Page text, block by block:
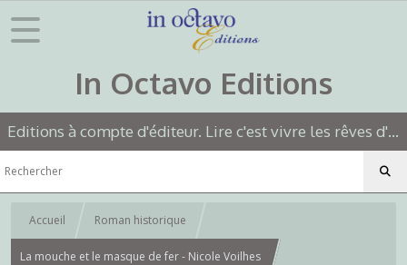
In Octavo Editions
Editions à compte d'éditeur. Lire c'est vivre les rêves d'un autre.
Accueil Roman historique
La mouche et le masque de fer - Nicole Voilhes